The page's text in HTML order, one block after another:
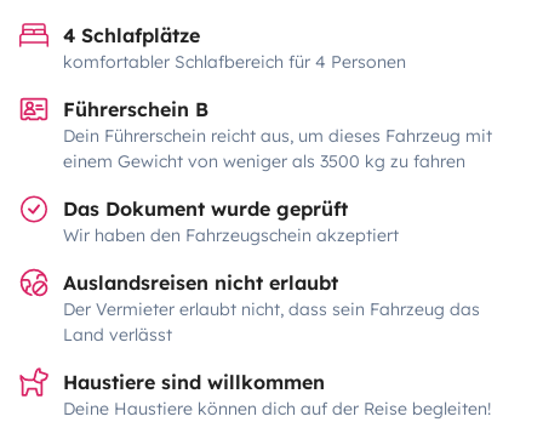
4 Schlafplätze
komfortabler Schlafbereich für 4 Personen
Führerschein B
Dein Führerschein reicht aus, um dieses Fahrzeug mit
einem Gewicht von weniger als 3500 kg zu fahren
Das Dokument wurde geprüft
Wir haben den Fahrzeugschein akzeptiert
Auslandsreisen nicht erlaubt
Der Vermieter erlaubt nicht, dass sein Fahrzeug das
Land verlässt
Haustiere sind willkommen
Deine Haustiere können dich auf der Reise begleiten!